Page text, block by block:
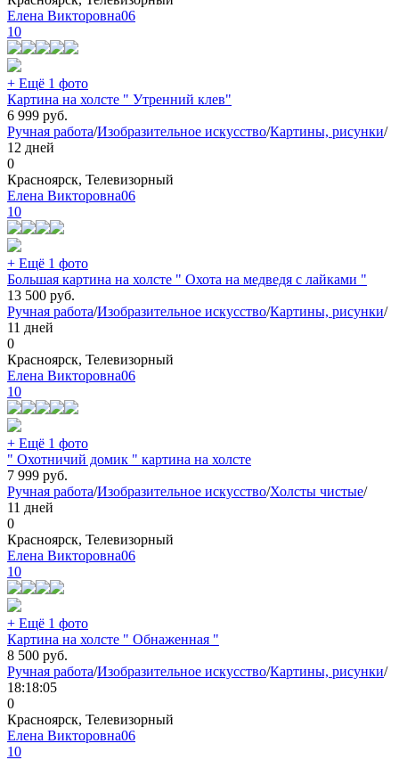
Елена Викторовна06
10
+ Ещё 1 фото
Картина на холсте " Утренний клев"
6 999 руб.
Ручная работа/Изобразительное искусство/Картины, рисунки/
12 дней
0
Красноярск, Телевизорный
Елена Викторовна06
10
+ Ещё 1 фото
Большая картина на холсте " Охота на медведя с лайками "
13 500 руб.
Ручная работа/Изобразительное искусство/Картины, рисунки/
11 дней
0
Красноярск, Телевизорный
Елена Викторовна06
10
+ Ещё 1 фото
" Охотничий домик " картина на холсте
7 999 руб.
Ручная работа/Изобразительное искусство/Холсты чистые/
11 дней
0
Красноярск, Телевизорный
Елена Викторовна06
10
+ Ещё 1 фото
Картина на холсте " Обнаженная "
8 500 руб.
Ручная работа/Изобразительное искусство/Картины, рисунки/
18:18:05
0
Красноярск, Телевизорный
Елена Викторовна06
10